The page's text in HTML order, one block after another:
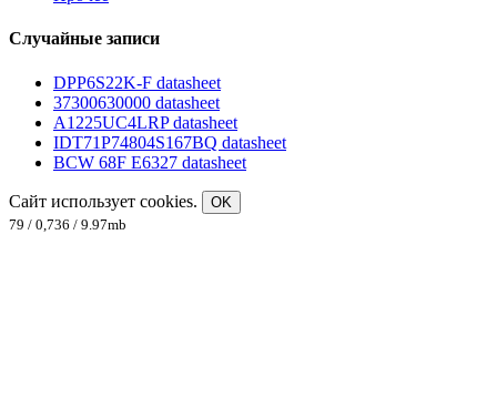
Случайные записи
DPP6S22K-F datasheet
37300630000 datasheet
A1225UC4LRP datasheet
IDT71P74804S167BQ datasheet
BCW 68F E6327 datasheet
Сайт использует cookies.
OK
79 / 0,736 / 9.97mb